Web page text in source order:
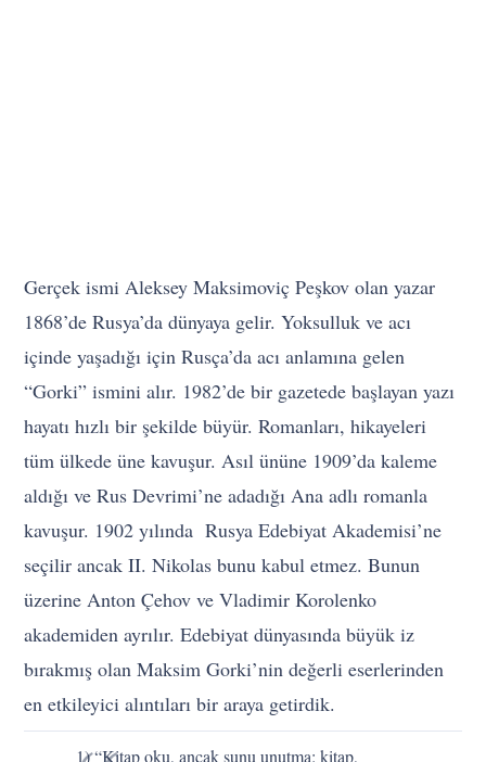
Gerçek ismi Aleksey Maksimoviç Peşkov olan yazar
1868’de Rusya’da dünyaya gelir. Yoksulluk ve acı
içinde yaşadığı için Rusça’da acı anlamına gelen
“Gorki” ismini alır. 1982’de bir gazetede başlayan yazı
hayatı hızlı bir şekilde büyür. Romanları, hikayeleri
tüm ülkede üne kavuşur. Asıl ününe 1909’da kaleme
aldığı ve Rus Devrimi’ne adadığı Ana adlı romanla
kavuşur. 1902 yılında Rusya Edebiyat Akademisi’ne
seçilir ancak II. Nikolas bunu kabul etmez. Bunun
üzerine Anton Çehov ve Vladimir Korolenko
akademiden ayrılır. Edebiyat dünyasında büyük iz
bırakmış olan Maksim Gorki’nin değerli eserlerinden
en etkileyici alıntıları bir araya getirdik.
1) “Kitap oku, ancak şunu unutma: kitap,